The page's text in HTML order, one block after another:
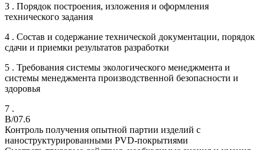
3 . Порядок построения, изложения и оформления
технического задания
4 . Состав и содержание технической документации, порядок
сдачи и приемки результатов разработки
5 . Требования системы экологического менеджмента и
системы менеджмента производственной безопасности и
здоровья
7 .
B/07.6
Контроль получения опытной партии изделий с
наноструктурированными PVD-покрытиями